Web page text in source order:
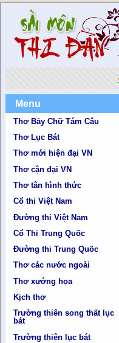
Menu
Thơ Bảy Chữ Tám Câu
Thơ Lục Bát
Thơ mới hiện đại VN
Thơ cận đại VN
Thơ tân hình thức
Cổ thi Việt Nam
Đường thi Việt Nam
Cổ Thi Trung Quốc
Đường thi Trung Quốc
Thơ các nước ngoài
Thơ xướng họa
Kịch thơ
Trường thiên song thất lục
bát
Trường thiên lục bát